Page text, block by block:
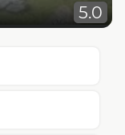
5.0